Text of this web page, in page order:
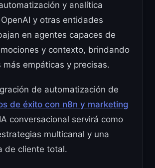
y analítica
y otras entidades
en agentes capaces de
y contexto, brindando
más empáticas y precisas.
de automatización de
de éxito con n8n y marketing
conversacional servirá como
multicanal y una
de cliente total.